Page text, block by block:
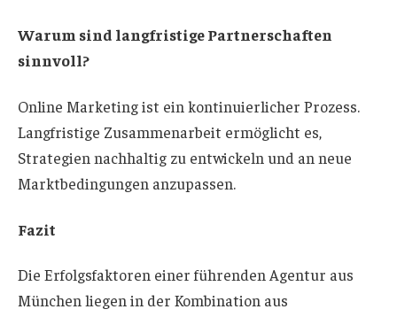
Warum sind langfristige Partnerschaften
sinnvoll?
Online Marketing ist ein kontinuierlicher Prozess.
Langfristige Zusammenarbeit ermöglicht es,
Strategien nachhaltig zu entwickeln und an neue
Marktbedingungen anzupassen.
Fazit
Die Erfolgsfaktoren einer führenden Agentur aus
München liegen in der Kombination aus